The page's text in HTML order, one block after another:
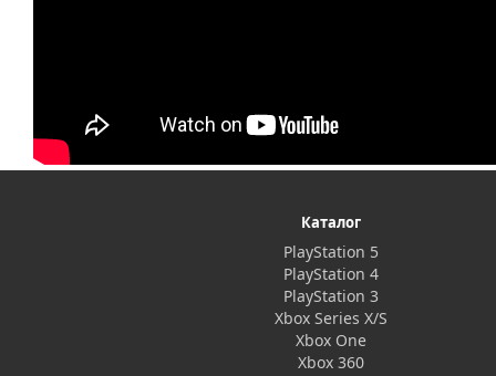
Каталог
PlayStation 5
PlayStation 4
PlayStation 3
Xbox Series X/S
Xbox One
Xbox 360